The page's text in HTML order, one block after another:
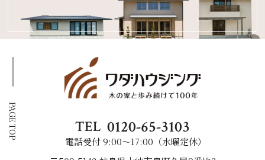
TEL 0120-65-3103
電話受付 9:00〜17:00（水曜定休）
PAGE TOP